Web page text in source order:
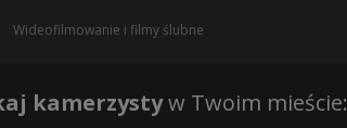
Wideofilmowanie i filmy ślubne
kamerzystyw Twoim mieście: